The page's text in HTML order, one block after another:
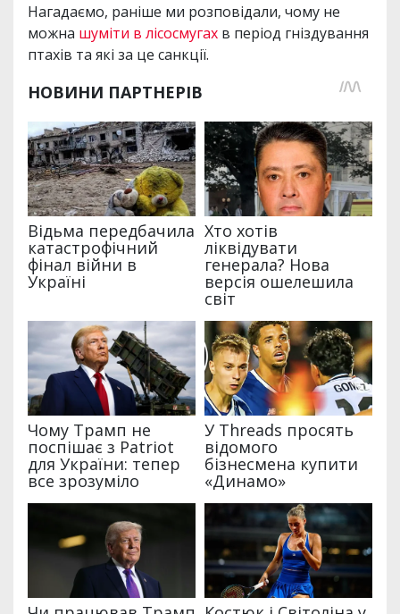
Нагадаємо, раніше ми розповідали, чому не
можна шуміти в лісосмугах в період гніздування
птахів та які за це санкції.